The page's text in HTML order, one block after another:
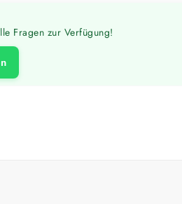
Fragen zur Verfügung!